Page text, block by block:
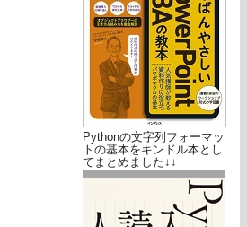
Pythonの文字列フォーマッ
トの基本をキンドル本とし
てまとめました↓↓